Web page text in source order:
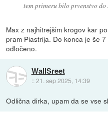
tem primeru bilo prvenstvo
Max z najhitrejšim krogov kar
pram Piastrija. Do konca je še
odločeno.
WallSreet
::21. sep 2025, 14:39
Odlična dirka, upam da se vse